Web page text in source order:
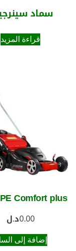
سماد
قراءة المزيد
Comfort plus
0.00د.ل
إضافة إلى